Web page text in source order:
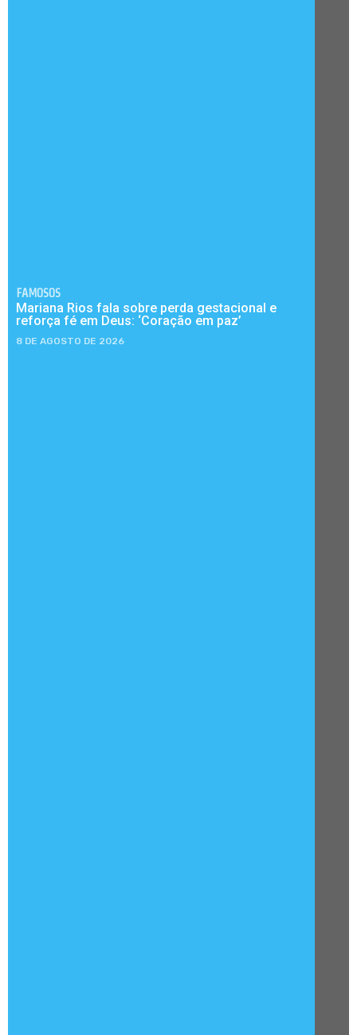
FAMOSOS
Mariana Rios fala sobre perda gestacional e
reforça fé em Deus: ‘Coração em paz’
8 DE AGOSTO DE 2026